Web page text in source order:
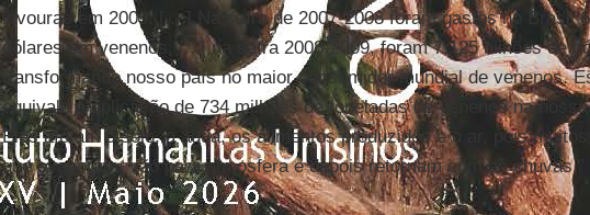
lavouras em 2009. [....] Na safra de 2007-2008 foram gastos no Brasil
dólares em venenos, [...] na safra 2008-2009, foram 7,125 bilhões de
transformando nosso país no maior consumidor mundial de venenos.
equivale à aplicação de 734 milhões de toneladas de venenos na
Eles afetam o solo, a água, os alimentos produzidos e o ar, pois
que evaporam, vão para atmosfera e depois retornam com as chuvas.”